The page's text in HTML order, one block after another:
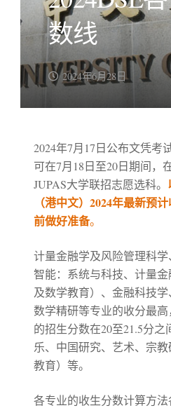
数线
2024年6月28日
2024年7月17日公布文凭考
可在7月18日至20日期间，
JUPAS大学联招志愿选科。
（港中文）2024年最新预
前做好准备。
计量金融学及风险管理科
智能：系统与科技、计量
及数学教育）、金融科技学
数学精研等专业的收分最
的招生分数在20至21.5分
乐、中国研究、艺术、宗
教育）等。
各专业的收生分数计算方